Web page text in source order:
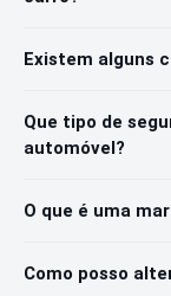
Existem alguns
Que tipo de
automóvel?
O que é uma
Como posso